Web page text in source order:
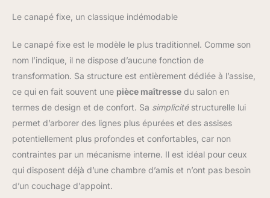
Le canapé fixe, un classique indémodable
Le canapé fixe est le modèle le plus traditionnel. Comme son
nom l’indique, il ne dispose d’aucune fonction de
transformation. Sa structure est entièrement dédiée à l’assise,
ce qui en fait souvent une pièce maîtresse du salon en
termes de design et de confort. Sa simplicitéstructurelle lui
permet d’arborer des lignes plus épurées et des assises
potentiellement plus profondes et confortables, car non
contraintes par un mécanisme interne. Il est idéal pour ceux
qui disposent déjà d’une chambre d’amis et n’ont pas besoin
d’un couchage d’appoint.